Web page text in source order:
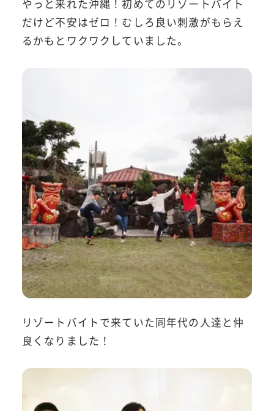
やっと来れた沖縄！初めてのリゾートバイト
だけど不安はゼロ！むしろ良い刺激がもらえ
るかもとワクワクしていました。
リゾートバイトで来ていた同年代の人達と仲
良くなりました！